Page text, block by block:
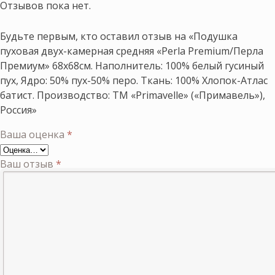
Отзывов пока нет.
Будьте первым, кто оставил отзыв на «Подушка
пуховая двух-камерная средняя «Perla Premium/Перла
Премиум» 68х68см. Наполнитель: 100% белый гусиный
пух, Ядро: 50% пух-50% перо. Ткань: 100% Хлопок-Атлас
батист. Производство: ТМ «Primavelle» («Примавель»),
Россия»
Ваша оценка *
Ваш отзыв *